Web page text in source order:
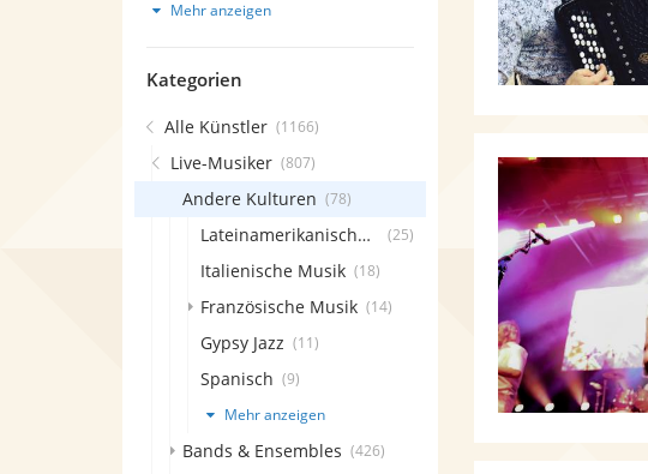
Mehr anzeigen
Kategorien
Alle Künstler (1166)
Live-Musiker (807)
Andere Kulturen (78)
Lateinamerikanische Musik (25)
Italienische Musik (18)
Französische Musik (14)
Gypsy Jazz (11)
Spanisch (9)
Mehr anzeigen
Bands & Ensembles (426)